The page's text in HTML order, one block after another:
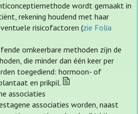
wordt gemaakt in
rekening houdend met haar
risicofactoren (zie Folia
omkeerbare methoden zijn de
die minder dan één keer per
toegediend: hormoon- of
en prikpil.
associaties
associaties worden, naast